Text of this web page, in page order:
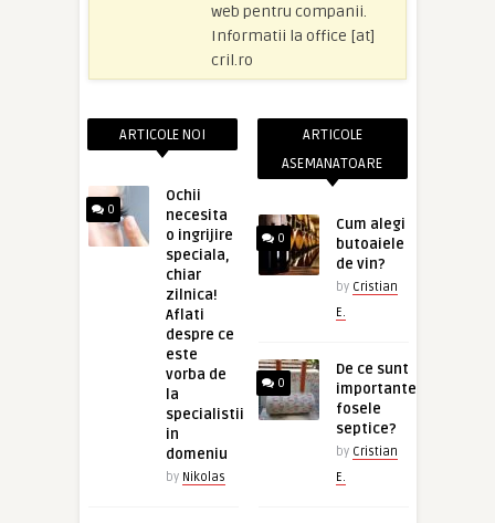
web pentru companii.
Informatii la office [at]
cril.ro
ARTICOLE NOI
0
Ochii
necesita
o ingrijire
speciala,
chiar
zilnica!
Aflati
despre ce
este
vorba de
la
specialistii
in
domeniu
by Nikolas
ARTICOLE
ASEMANATOARE
0
Cum alegi
butoaiele
de vin?
by Cristian
E.
0
De ce sunt
importante
fosele
septice?
by Cristian
E.